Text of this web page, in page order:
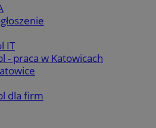
IT
- praca w Katowicach
dla firm